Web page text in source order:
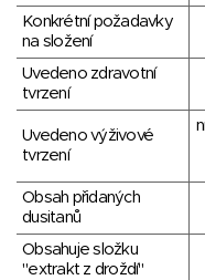
Konkrétní požadavky
na složení
Uvedeno zdravotní
tvrzení
Uvedeno výživové
tvrzení
Obsah přidaných
dusitanů
Obsahuje složku
"extrakt z droždí"